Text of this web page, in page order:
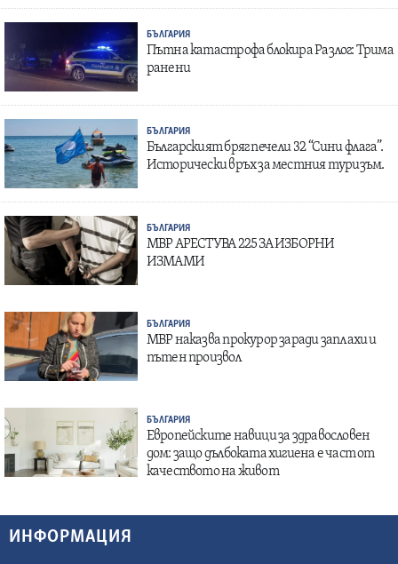
БЪЛГАРИЯ
Пътна катастрофа блокира Разлог: Трима
ранени
БЪЛГАРИЯ
Българският бряг печели 32 “Сини флага”.
Исторически връх за местния туризъм.
БЪЛГАРИЯ
МВР АРЕСТУВА 225 ЗА ИЗБОРНИ
ИЗМАМИ
БЪЛГАРИЯ
МВР наказва прокурор заради заплахи и
пътен произвол
БЪЛГАРИЯ
Европейските навици за здравословен
дом: защо дълбоката хигиена е част от
качеството на живот
ИНФОРМАЦИЯ